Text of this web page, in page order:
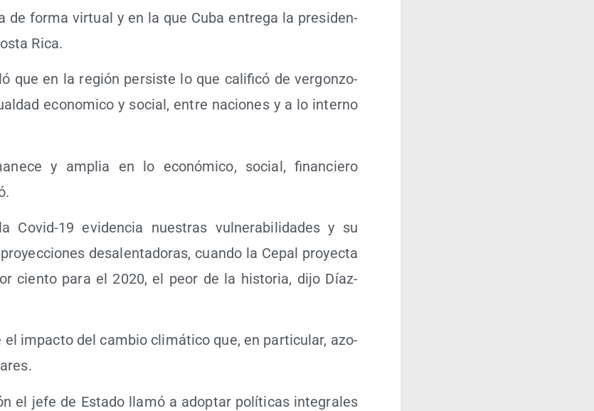
de for­ma vir­tual y en la que Cuba entre­ga la pre­si­den­
Rica.
que en la región per­sis­te lo que cali­fi­có de ver­gon­zo­
eco­no­mi­co y social, entre nacio­nes y a lo interno
y amplia en lo eco­nó­mi­co, social, finan­cie­ro
Covid-19 evi­den­cia nues­tras vul­ne­ra­bi­li­da­des y su
des­alen­ta­do­ras, cuan­do la Cepal pro­yec­ta
cien­to para el 2020, el peor de la his­to­ria, dijo Díaz-
el impac­to del cam­bio cli­má­ti­co que, en par­ti­cu­lar, azo­
el jefe de Esta­do lla­mó a adop­tar polí­ti­cas inte­gra­les